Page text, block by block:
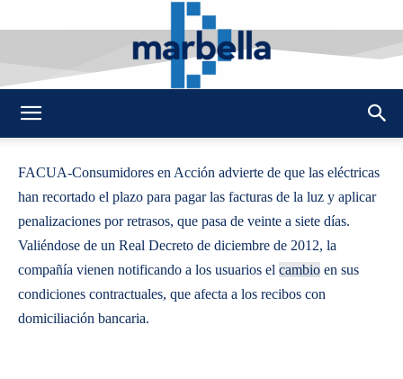
FACUA-Consumidores en Acción advierte de que las eléctricas
han recortado el plazo para pagar las facturas de la luz y aplicar
penalizaciones por retrasos, que pasa de veinte a siete días.
Valiéndose de un Real Decreto de diciembre de 2012, la
compañía vienen notificando a los usuarios el cambio en sus
condiciones contractuales, que afecta a los recibos con
domiciliación bancaria.